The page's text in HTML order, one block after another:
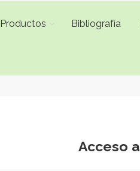
Productos Bibliografía
Acceso